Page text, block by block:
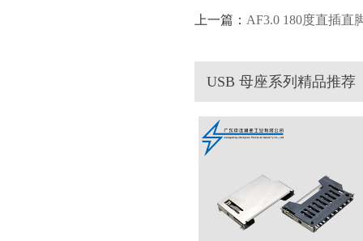
上一篇： AF3.0 180度直插直
USB 母座系列精品推荐